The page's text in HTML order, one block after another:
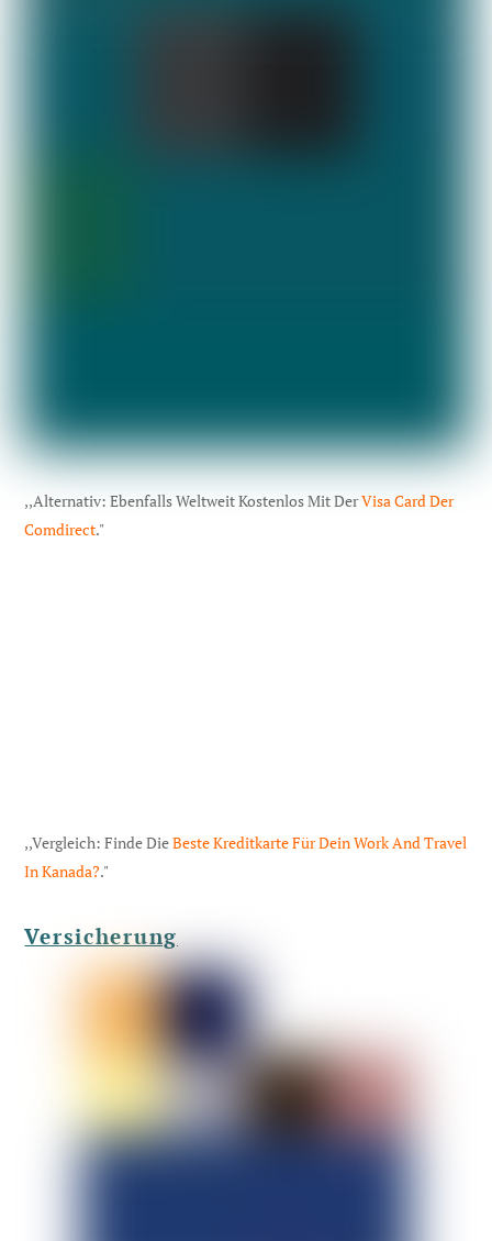
,,Alternativ: Ebenfalls Weltweit Kostenlos Mit DerVisa Card Der
Comdirect."
,,Vergleich: Finde DieBeste Kreditkarte Für Dein Work And Travel
In Kanada?."
Versicherung